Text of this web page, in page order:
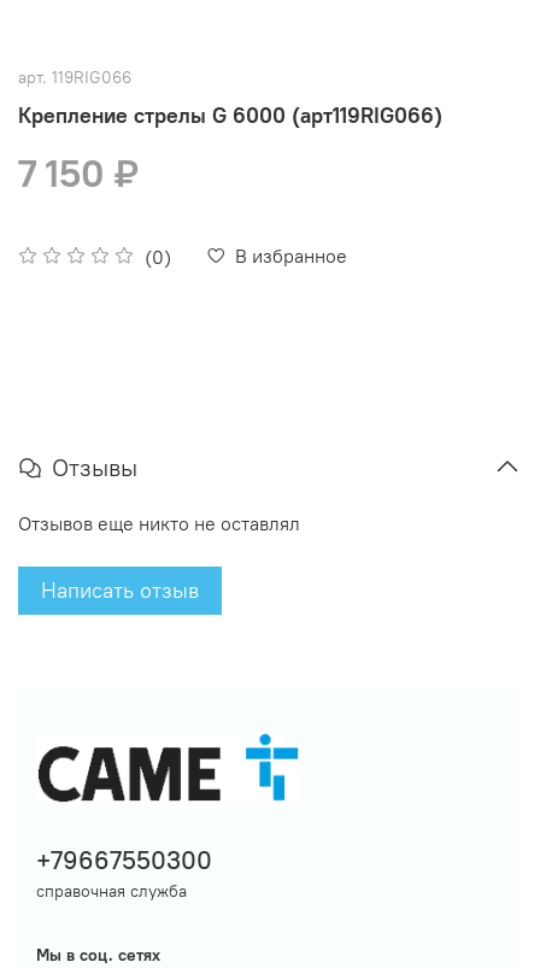
арт. 119RIG066
Крепление стрелы G 6000 (арт119RIG066)
(0) В избранное
7 150 ₽
Отзывы
Отзывов еще никто не оставлял
Написать отзыв
+79667550300
справочная служба
Мы в соц. сетях